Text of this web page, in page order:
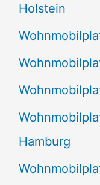
Holstein
Hamburg